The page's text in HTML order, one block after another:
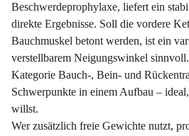
Beschwerdeprophylaxe, liefert ein
direkte Ergebnisse. Soll die vordere
Bauchmuskel betont werden, ist ein
verstellbarem Neigungswinkel
Kategorie Bauch-, Bein- und
Schwerpunkte in einem Aufbau –
willst.
Wer zusätzlich freie Gewichte nutzt,